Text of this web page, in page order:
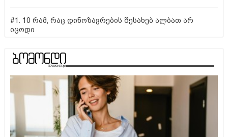
#1. 10 რამ, რაც დინოზავრების შესახებ ალბათ არ
იცოდი